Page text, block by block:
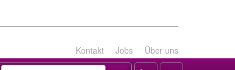
Kontakt Jobs Über uns